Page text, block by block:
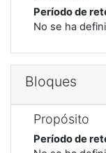
Período de
No se ha
Bloques
Propósito
Período de